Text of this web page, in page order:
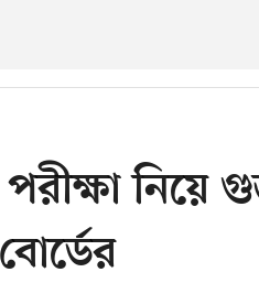
নিয়ে